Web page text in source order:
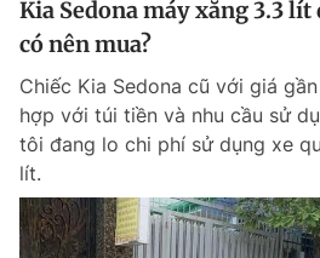
Kia Sedona máy xăng 3.3
có nên mua?
Chiếc Kia Sedona cũ với giá
hợp với túi tiền và nhu cầu sử
tôi đang lo chi phí sử dụng xe
lít.